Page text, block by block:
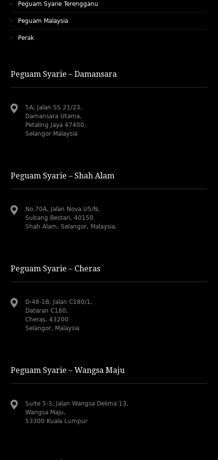
Peguam Syarie Terengganu
Peguam Malaysia
Perak
Peguam Syarie – Damansara
5A, Jalan SS 21/23,
Damansara Utama,
Petaling Jaya 47400,
Selangor Malaysia
Peguam Syarie – Shah Alam
No.70A, Jalan Nova U5/N,
Subang Bestari, 40150
Shah Alam, Selangor, Malaysia.
Peguam Syarie – Cheras
D-48-1B, Jalan C180/1,
Dataran C180,
Cheras, 43200
Selangor, Malaysia
Peguam Syarie – Wangsa Maju
Suite 5-3, Jalan Wangsa Delima 13,
Wangsa Maju,
53300 Kuala Lumpur